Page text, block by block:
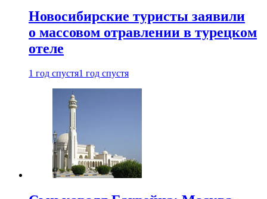
Новосибирские туристы заявили
о массовом отравлении в турецком
отеле
1 год спустя1 год спустя